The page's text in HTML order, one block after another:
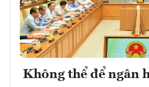
Không thể để ngân